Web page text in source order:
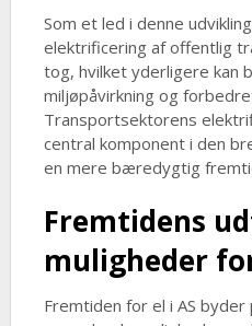
Som et led i denne
elektrificering af offentlig
tog, hvilket yderligere kan
miljøpåvirkning og
Transportsektorens
central komponent i den
en mere bæredygtig
Fremtidens
muligheder
Fremtiden for el i AS